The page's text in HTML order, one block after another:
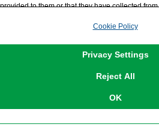
to them or that they have collected
for Strictly Necessary Cookies, please
or rejection settings at any time via
Cookie Policy
Privacy Settings
Reject All
OK